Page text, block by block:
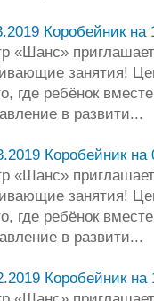
Коробейник
«Шанс»
занятия!
где ребёнок
в развити...
Коробейник
«Шанс»
занятия!
где ребёнок
в развити...
Коробейник